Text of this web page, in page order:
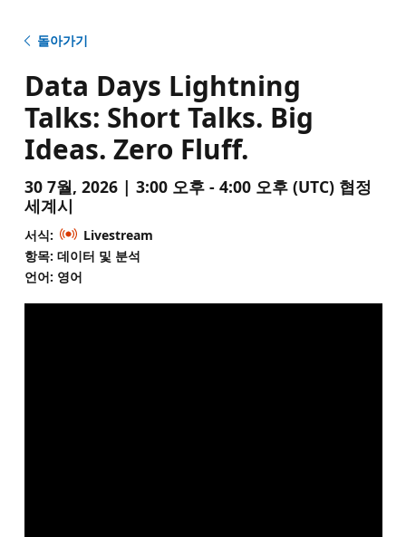
돌아가기
Data Days Lightning
Talks: Short Talks. Big
Ideas. Zero Fluff.
30 7월, 2026 | 3:00 오후 - 4:00 오후 (UTC) 협정
세계시
서식:
Livestream
항목: 데이터 및 분석
언어: 영어